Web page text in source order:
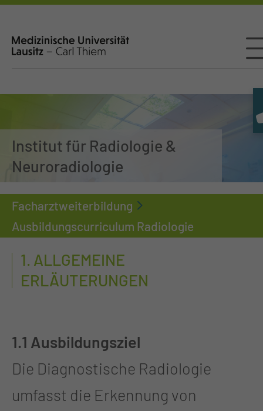
Institut für Radiologie &
Neuroradiologie
Facharztweiterbildung
Ausbildungscurriculum Radiologie
1. ALLGEMEINE
ERLÄUTERUNGEN
1.1 Ausbildungsziel
Die Diagnostische Radiologie
umfasst die Erkennung von